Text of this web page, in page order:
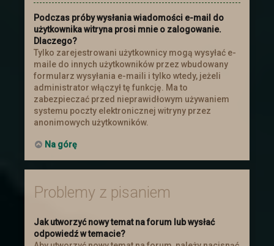
Podczas próby wysłania wiadomości e-mail do
użytkownika witryna prosi mnie o zalogowanie.
Dlaczego?
Tylko zarejestrowani użytkownicy mogą wysyłać e-
maile do innych użytkowników przez wbudowany
formularz wysyłania e-maili i tylko wtedy, jeżeli
administrator włączył tę funkcję. Ma to
zabezpieczać przed nieprawidłowym używaniem
systemu poczty elektronicznej witryny przez
anonimowych użytkowników.
Na górę
Problemy z pisaniem
Jak utworzyć nowy temat na forum lub wysłać
odpowiedź w temacie?